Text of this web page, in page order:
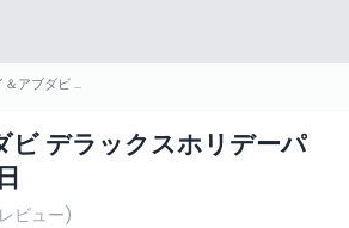
ドバイ＆アブダビ デラックスホリデーパッケージ 7泊8日
ビ デラックスホリデーパ
ビュー)